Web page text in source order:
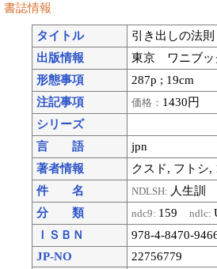
書誌情報
タイトル
引き出しの法
出版情報
東京 ワニブ
形態事項
287p ; 19cm
注記事項
価格： 1430円
シリーズ
言 語
jpn
著者情報
クスド, フトシ,
件 名 NDLSH: 人生訓
分 類
ndc9: 159ndlc:
ＩＳＢＮ
978-4-8470-
JP-NO
22756779